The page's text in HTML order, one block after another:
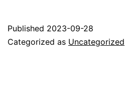
Published 2023-09-28
Categorized as Uncategorized